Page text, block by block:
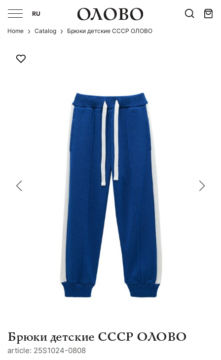
RU
Home Catalog Брюки детские СССР ОЛОВО
Брюки детские СССР ОЛОВО
article: 25S1024-0808